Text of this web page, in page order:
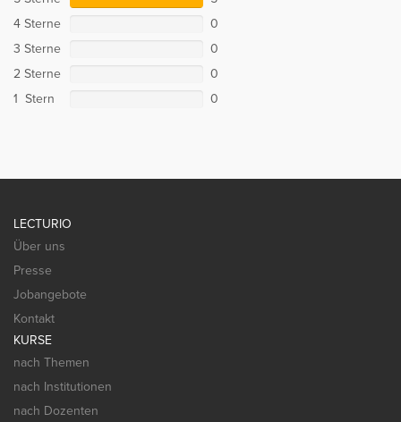
4 Sterne
0
3 Sterne
0
2 Sterne
0
1 Stern
0
LECTURIO
Über uns
Presse
Jobangebote
Kontakt
KURSE
nach Themen
nach Institutionen
nach Dozenten